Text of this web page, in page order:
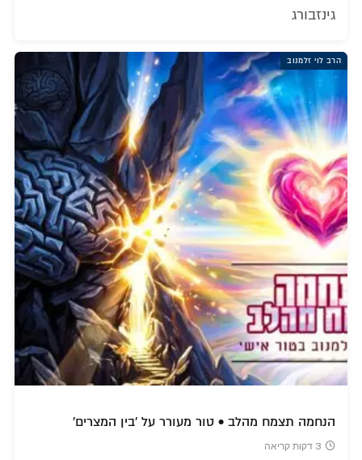
גינזבורג
הרב לוי זלמנוב
הנחמה תצמח מהלב • טור מעורר על 'בין המצרים'
3 דקות קריאה